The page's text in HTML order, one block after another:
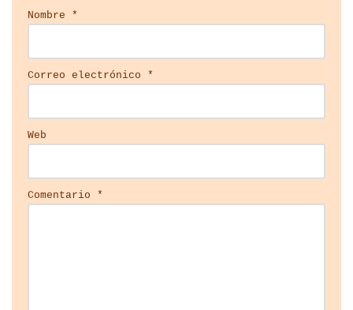
Nombre *
Correo electrónico *
Web
Comentario *